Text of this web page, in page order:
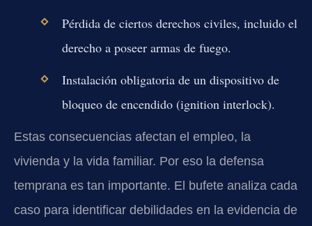
Pérdida de ciertos derechos civiles, incluido el
derecho a poseer armas de fuego.
Instalación obligatoria de un dispositivo de
bloqueo de encendido (ignition interlock).
Estas consecuencias afectan el empleo, la
vivienda y la vida familiar. Por eso la defensa
temprana es tan importante. El bufete analiza cada
caso para identificar debilidades en la evidencia de